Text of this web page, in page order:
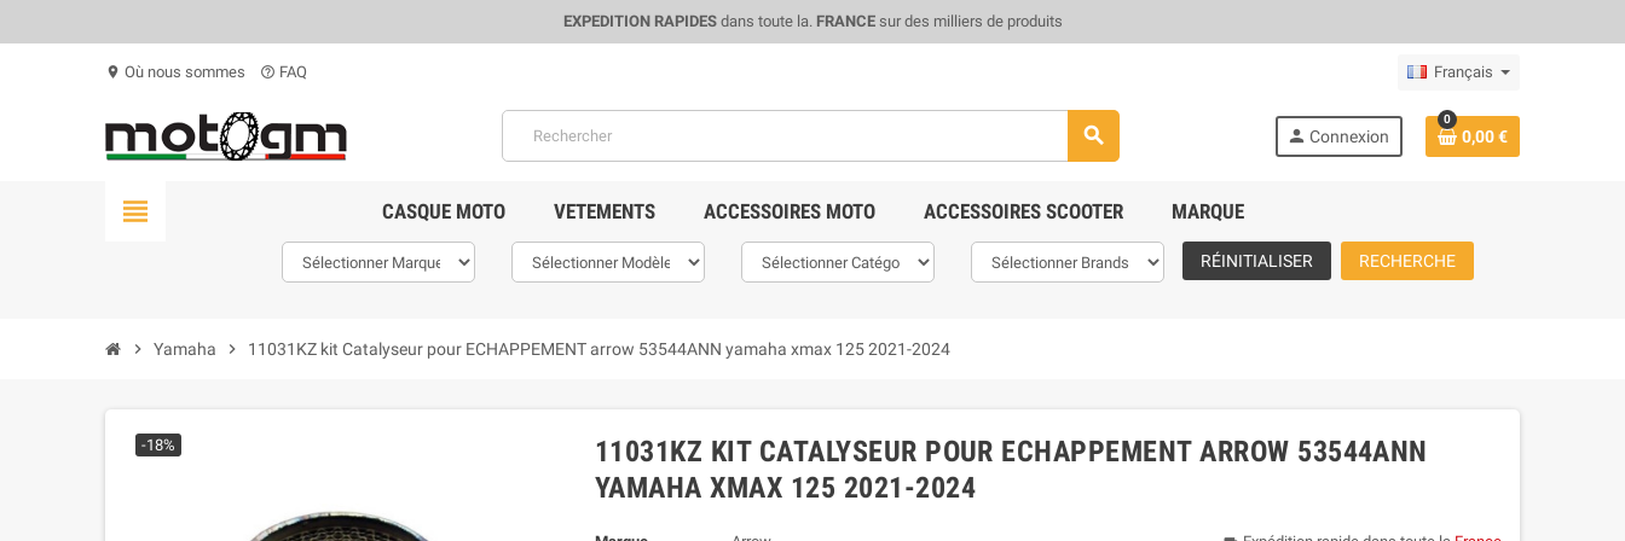
EXPEDITION RAPIDESdans toute la. FRANCEsur des milliers de produits
location_on Où nous sommes help_outline FAQ Français
search person Connexion
0
0,00 €
view_headline CASQUE MOTO VETEMENTS ACCESSOIRES MOTO ACCESSOIRES SCOOTER MARQUE
RÉINITIALISER RECHERCHE
chevron_right Yamaha chevron_right 11031KZ kit Catalyseur pour ECHAPPEMENT arrow 53544ANN yamaha xmax 125 2021-2024
-18%
11031KZ KIT CATALYSEUR POUR ECHAPPEMENT ARROW 53544ANN
YAMAHA XMAX 125 2021-2024